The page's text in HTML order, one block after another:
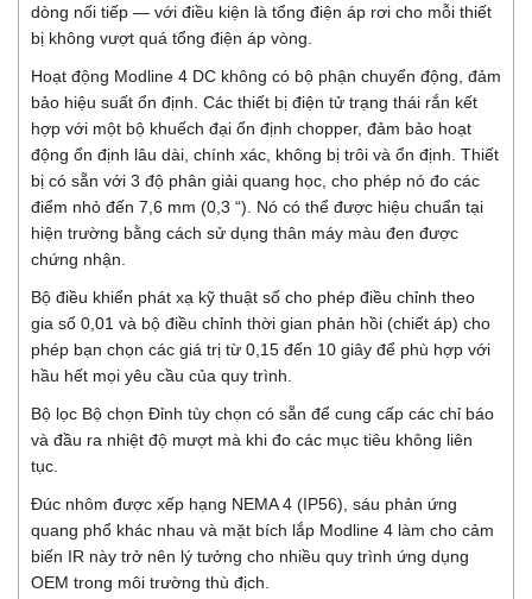
dòng nối tiếp — với điều kiện là tổng điện áp rơi cho mỗi thiết
bị không vượt quá tổng điện áp vòng.
Hoạt động Modline 4 DC không có bộ phận chuyển động, đảm
bảo hiệu suất ổn định. Các thiết bị điện tử trạng thái rắn kết
hợp với một bộ khuếch đại ổn định chopper, đảm bảo hoạt
động ổn định lâu dài, chính xác, không bị trôi và ổn định. Thiết
bị có sẵn với 3 độ phân giải quang học, cho phép nó đo các
điểm nhỏ đến 7,6 mm (0,3 “). Nó có thể được hiệu chuẩn tại
hiện trường bằng cách sử dụng thân máy màu đen được
chứng nhận.
Bộ điều khiển phát xạ kỹ thuật số cho phép điều chỉnh theo
gia số 0,01 và bộ điều chỉnh thời gian phản hồi (chiết áp) cho
phép bạn chọn các giá trị từ 0,15 đến 10 giây để phù hợp với
hầu hết mọi yêu cầu của quy trình.
Bộ lọc Bộ chọn Đỉnh tùy chọn có sẵn để cung cấp các chỉ báo
và đầu ra nhiệt độ mượt mà khi đo các mục tiêu không liên
tục.
Đúc nhôm được xếp hạng NEMA 4 (IP56), sáu phản ứng
quang phổ khác nhau và mặt bích lắp Modline 4 làm cho cảm
biến IR này trở nên lý tưởng cho nhiều quy trình ứng dụng
OEM trong môi trường thù địch.